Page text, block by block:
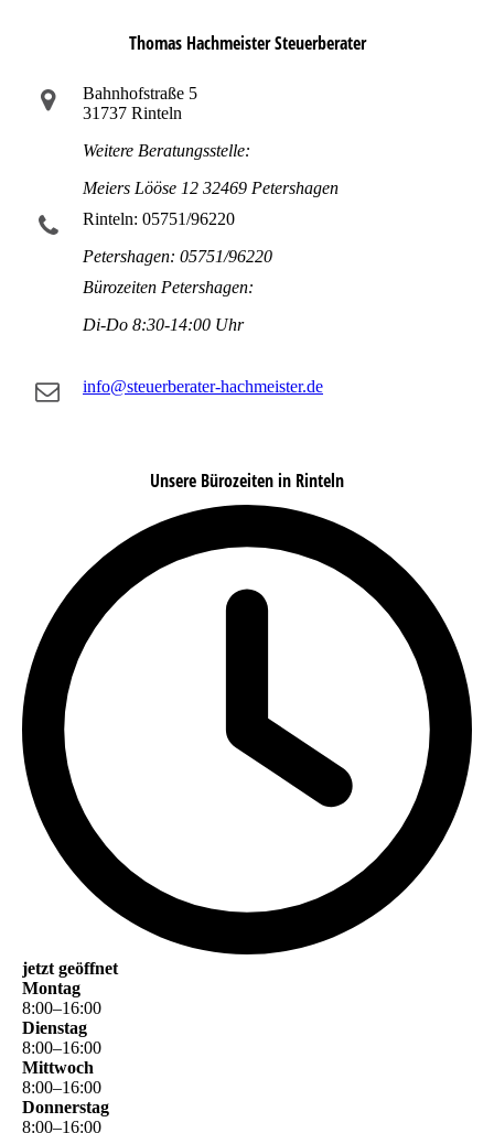
Thomas Hachmeister Steuerberater
Bahnhofstraße 5
31737 Rinteln
Weitere Beratungsstelle:
Meiers Lööse 12 32469 Petershagen
Rinteln: 05751/96220
Petershagen: 05751/96220
Bürozeiten Petershagen:
Di-Do 8:30-14:00 Uhr
info@steuerberater-hachmeister.de
Unsere Bürozeiten in Rinteln
jetzt geöffnet
Montag
8:00–16:00
Dienstag
8:00–16:00
Mittwoch
8:00–16:00
Donnerstag
8:00–16:00